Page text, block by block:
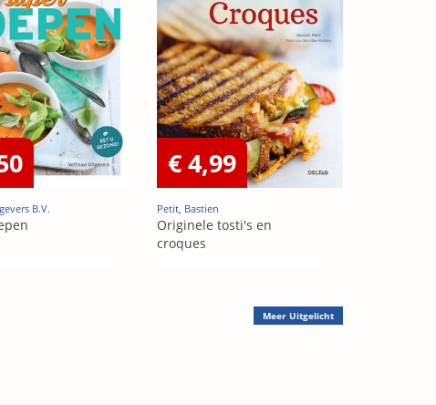
B.V.
€ 4,99
Petit, Bastien
Originele tosti's en
croques
Meer Uitgelicht